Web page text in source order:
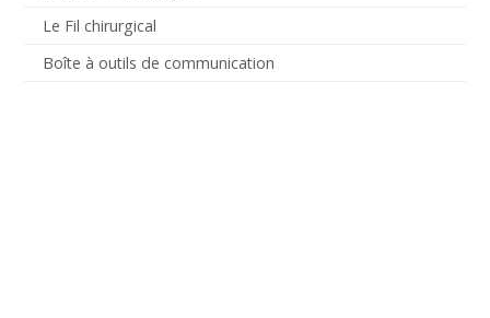
Le Fil chirurgical
Boîte à outils de communication